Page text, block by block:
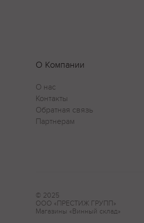
О Компании
О нас
Контакты
Обратная связь
Партнерам
© 2025
ООО «ПРЕСТИЖ ГРУПП»
Магазины «Винный склад»